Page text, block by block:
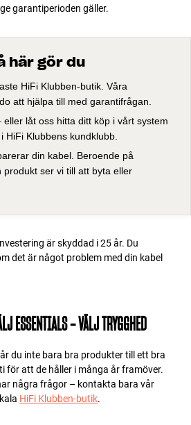
garantiperioden gäller.
här gör du
HiFi Klubben-butik. Våra
att hjälpa till med garantifrågan.
eller låt oss hitta ditt köp i vårt system
HiFi Klubbens kundklubb.
din kabel. Beroende på
produkt ser vi till att byta eller
är skyddad i 25 år. Du
det är något problem med din kabel
ESSENTIALS – VÄLJ TRYGGHED
du inte bara bra produkter till ett bra
för att de håller i många år framöver.
några frågor – kontakta bara vår
HiFi Klubben-butik.